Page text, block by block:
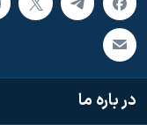
در باره ما